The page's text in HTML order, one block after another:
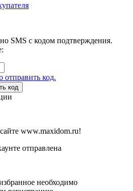
SMS с кодом подтверждения.
код.
код
www.maxidom.ru!
отправлена
необходимо